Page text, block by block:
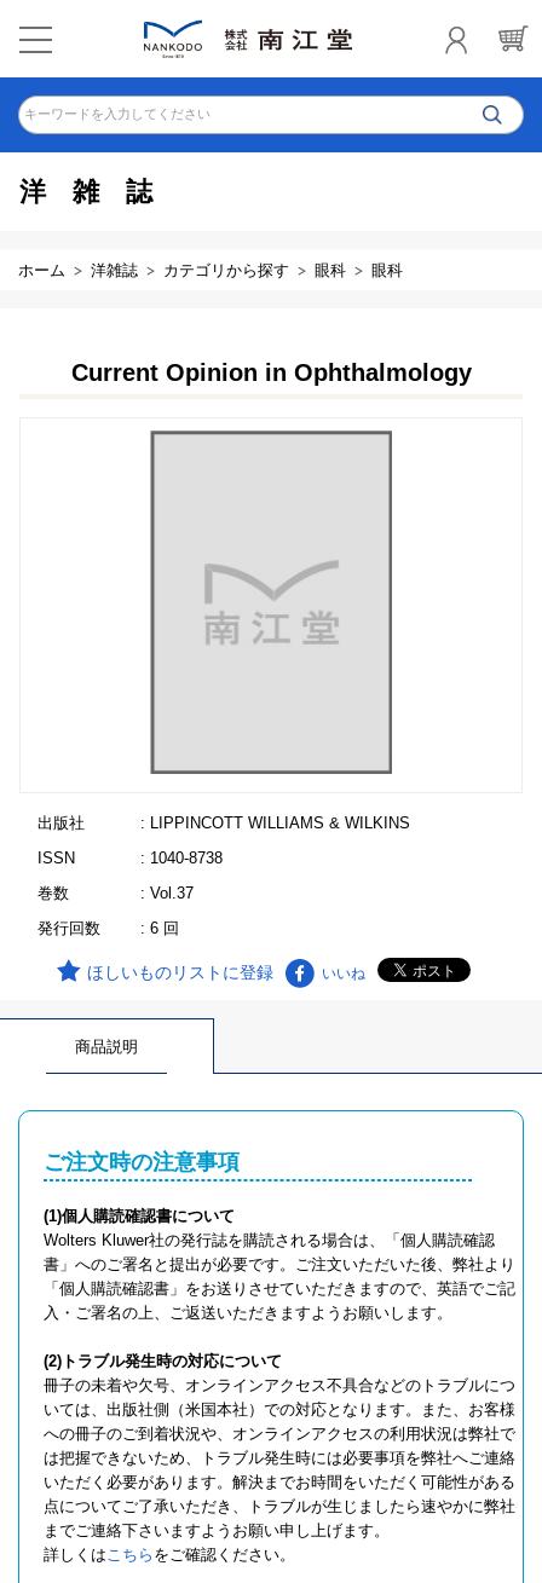
キーワードを入力してください
洋雑誌
ホーム 洋雑誌 カテゴリから探す 眼科 眼科
Current Opinion in Ophthalmology
出版社
: LIPPINCOTT WILLIAMS & WILKINS
ISSN
: 1040-8738
巻数
: Vol.37
発行回数
: 6 回
ほしいものリストに登録 いいね
商品説明
ご注文時の注意事項
(1)個人購読確認書について
Wolters Kluwer社の発行誌を購読される場合は、「個人購読確認
書」へのご署名と提出が必要です。ご注文いただいた後、弊社より
「個人購読確認書」をお送りさせていただきますので、英語でご記
入・ご署名の上、ご返送いただきますようお願いします。
(2)トラブル発生時の対応について
冊子の未着や欠号、オンラインアクセス不具合などのトラブルにつ
いては、出版社側（米国本社）での対応となります。また、お客様
への冊子のご到着状況や、オンラインアクセスの利用状況は弊社で
は把握できないため、トラブル発生時には必要事項を弊社へご連絡
いただく必要があります。解決までお時間をいただく可能性がある
点についてご了承いただき、トラブルが生じましたら速やかに弊社
までご連絡下さいますようお願い申し上げます。
詳しくはこちら をご確認ください。